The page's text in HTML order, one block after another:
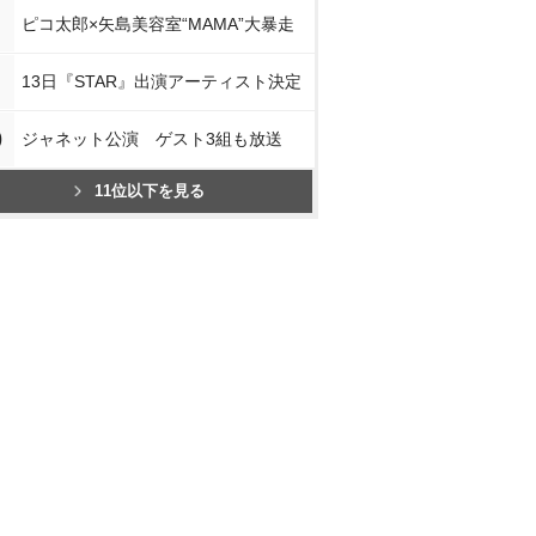
ピコ太郎×矢島美容室“MAMA”大暴走
13日『STAR』出演アーティスト決定
ジャネット公演 ゲスト3組も放送
11位以下を見る